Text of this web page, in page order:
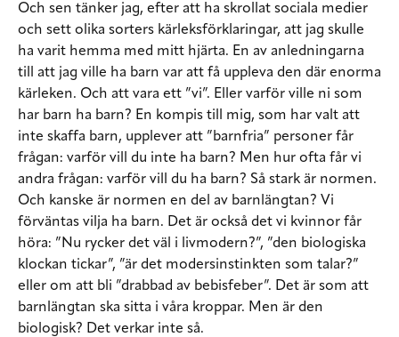
Och sen tänker jag, efter att ha skrollat sociala medier
och sett olika sorters kärleksförklaringar, att jag skulle
ha varit hemma med mitt hjärta. En av anledningarna
till att jag ville ha barn var att få uppleva den där enorma
kärleken. Och att vara ett ”vi”. Eller varför ville ni som
har barn ha barn? En kompis till mig, som har valt att
inte skaffa barn, upplever att ”barnfria” personer får
frågan: varför vill du inte ha barn? Men hur ofta får vi
andra frågan: varför vill du ha barn? Så stark är normen.
Och kanske är normen en del av barnlängtan? Vi
förväntas vilja ha barn. Det är också det vi kvinnor får
höra: ”Nu rycker det väl i livmodern?”, ”den biologiska
klockan tickar”, ”är det modersinstinkten som talar?”
eller om att bli ”drabbad av bebisfeber”. Det är som att
barnlängtan ska sitta i våra kroppar. Men är den
biologisk? Det verkar inte så.